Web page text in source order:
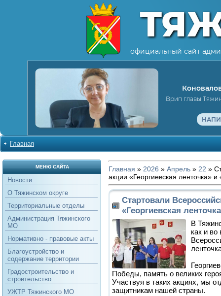
официальный сайт
Врип главы
Главная
МЕНЮ САЙТА
Новости
О Тяжинском округе
Территориальные отделы
Администрация Тяжинского
МО
Нормативно - правовые акты
Благоустройство и
содержание территории
Градостроительство и
строительство
УЖТР Тяжинского МО
Главная » 2026 » Апрель » 22 »
акции «Георгиевская ленточка» и
Стартовали
«Георгиевская
В
как и во
Победы, память о великих
Участвуя в таких акциях, мы
защитникам нашей страны.